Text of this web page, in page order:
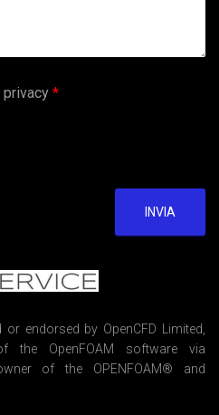
*
INVIA
endorsed by OpenCFD Limited,
the OpenFOAM software via
of the OPENFOAM® and